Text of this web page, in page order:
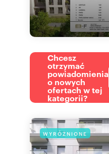
Chcesz
otrzymać
powiadomienia
o nowych
ofertach w tej
kategorii?
WYRÓŻNIONE